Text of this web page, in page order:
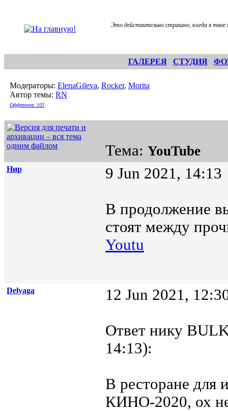
Это действительно страшно, когда в
ГАЛЕРЕЯ СТУДИЯ
Модераторы: ElenaGileva, Rocker, Morita
Автор темы: RN
Оффтопов: 103
Тема: YouTube
Нир 9 Jun 2021, 14:13
В продолжение
стоят между
Youtu
Delyaga 12 Jun 2021,
Ответ нику
14:13):
В ресторане для
КИНО-2020, ох